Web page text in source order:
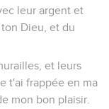
leur argent et
Dieu, et du
et leurs
t'ai frappée en ma
mon bon plaisir.